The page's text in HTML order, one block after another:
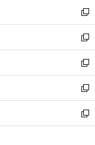
く
で
開
く
ド
ウ
で
開
く
ィ
ン
ド
ウ
で
開
く
い
ウ
ィ
ン
ド
ウ
で
開
く
新
し
い
ウ
ィ
ン
ド
ウ
で
開
新
し
い
ウ
ィ
ン
ド
ウ
新
し
い
ウ
ィ
ン
新
し
い
ウ
新
し